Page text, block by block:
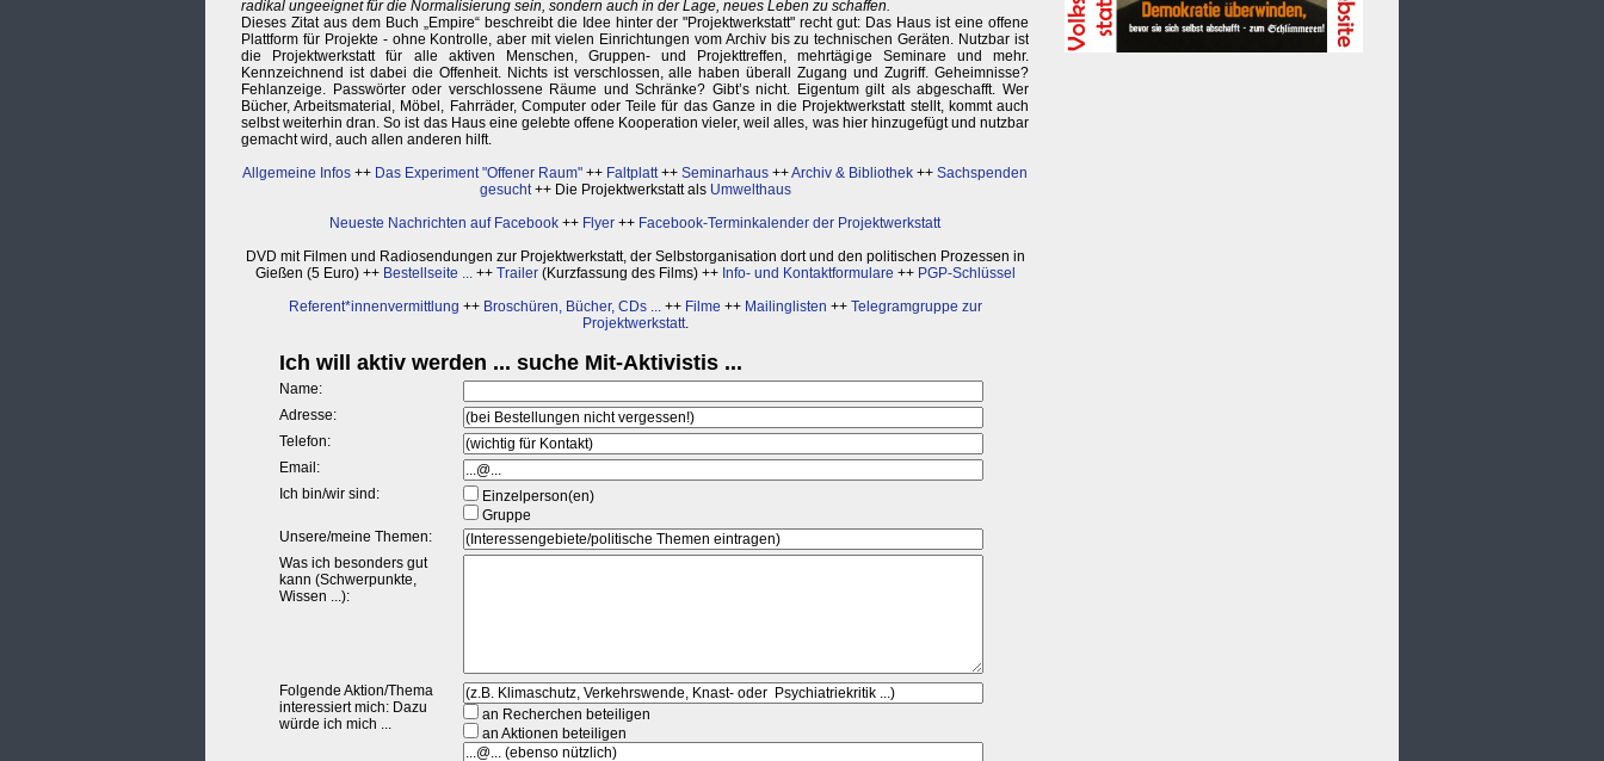
radikal ungeeignet für die Normalisierung sein, sondern auch in der Lage, neues Leben zu schaffen.
Dieses Zitat aus dem Buch „Empire“ beschreibt die Idee hinter der "Projektwerkstatt" recht gut: Das Haus ist eine offene
Plattform für Projekte - ohne Kontrolle, aber mit vielen Einrichtungen vom Archiv bis zu technischen Geräten. Nutzbar ist
die Projektwerkstatt für alle aktiven Menschen, Gruppen- und Projekttreffen, mehrtägige Seminare und mehr.
Kennzeichnend ist dabei die Offenheit. Nichts ist verschlossen, alle haben überall Zugang und Zugriff. Geheimnisse?
Fehlanzeige. Passwörter oder verschlossene Räume und Schränke? Gibt’s nicht. Eigentum gilt als abgeschafft. Wer
Bücher, Arbeitsmaterial, Möbel, Fahrräder, Computer oder Teile für das Ganze in die Projektwerkstatt stellt, kommt auch
selbst weiterhin dran. So ist das Haus eine gelebte offene Kooperation vieler, weil alles, was hier hinzugefügt und nutzbar
gemacht wird, auch allen anderen hilft.
Allgemeine Infos ++ Das Experiment "Offener Raum" ++ Faltplatt++ Seminarhaus ++Archiv & Bibliothek ++ Sachspenden
gesucht++ Die Projektwerkstatt als Umwelthaus
Neueste Nachrichten auf Facebook ++ Flyer ++ Facebook-Terminkalender der Projektwerkstatt
DVD mit Filmen und Radiosendungen zur Projektwerkstatt, der Selbstorganisation dort und den politischen Prozessen in
Gießen (5 Euro) ++ Bestellseite ...++ Trailer(Kurzfassung des Films) ++ Info- und Kontaktformulare ++ PGP-Schlüssel
Referent*innenvermittlung ++ Broschüren, Bücher, CDs ...++ Filme ++ Mailinglisten ++ Telegramgruppe zur
Projektwerkstatt.